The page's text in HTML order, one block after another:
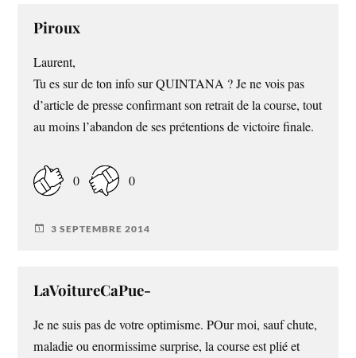
Piroux
Laurent,
Tu es sur de ton info sur QUINTANA ? Je ne vois pas
d’article de presse confirmant son retrait de la course, tout
au moins l’abandon de ses prétentions de victoire finale.
0 0
3 SEPTEMBRE 2014
LaVoitureCaPue-
Je ne suis pas de votre optimisme. POur moi, sauf chute,
maladie ou enormissime surprise, la course est plié et